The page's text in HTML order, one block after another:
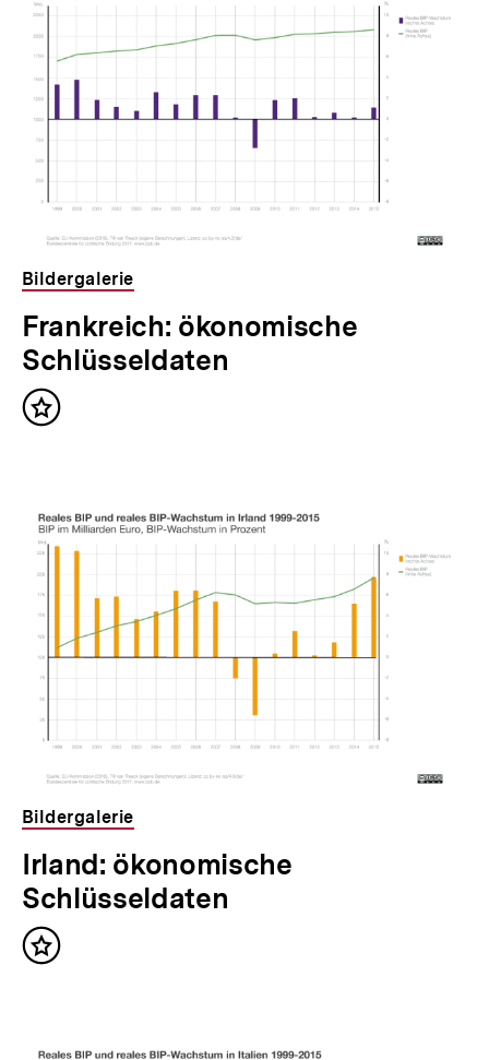
Bildergalerie
Frankreich: ökonomische
Schlüsseldaten
Inhalt
Bildergalerie
Irland: ökonomische
Schlüsseldaten
Inhalt